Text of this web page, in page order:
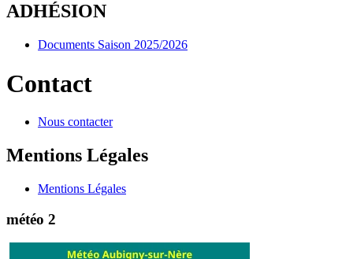
ADHÉSION
Documents Saison 2025/2026
Contact
Nous contacter
Mentions Légales
Mentions Légales
météo 2